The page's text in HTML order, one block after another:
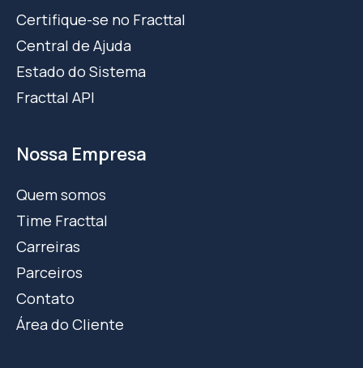
Certifique-se no Fracttal
Central de Ajuda
Estado do Sistema
Fracttal API
Nossa Empresa
Quem somos
Time Fracttal
Carreiras
Parceiros
Contato
Área do Cliente